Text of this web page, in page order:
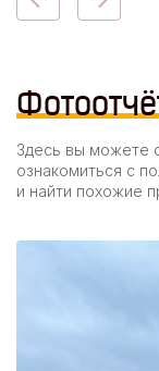
Здесь вы можете
ознакомиться с
и найти похожие